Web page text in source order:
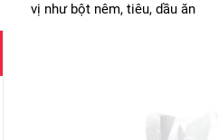
vị như bột nêm, tiêu, dầu ăn